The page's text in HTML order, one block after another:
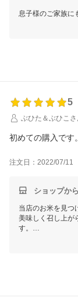
息子様のご家族に
「美味しい！ま
当日発送を心がけ
急なご入用の際も
ぜひご利用くださ
次回もぜひ当店の
5
ぶひた＆ぶひこさ
初めての購入です
注文日：2022/07/11
ショップか
当店のお米を見つ
美味しく召し上が
す。